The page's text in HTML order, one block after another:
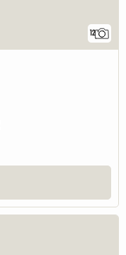
12